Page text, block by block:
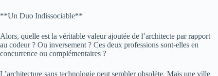
**Un Duo Indissociable**
Alors, quelle est la véritable valeur ajoutée de l’architecte par rapport
au codeur ? Ou inversement ? Ces deux professions sont-elles en
concurrence ou complémentaires ?
L’architecture sans technologie peut sembler obsolète. Mais une ville